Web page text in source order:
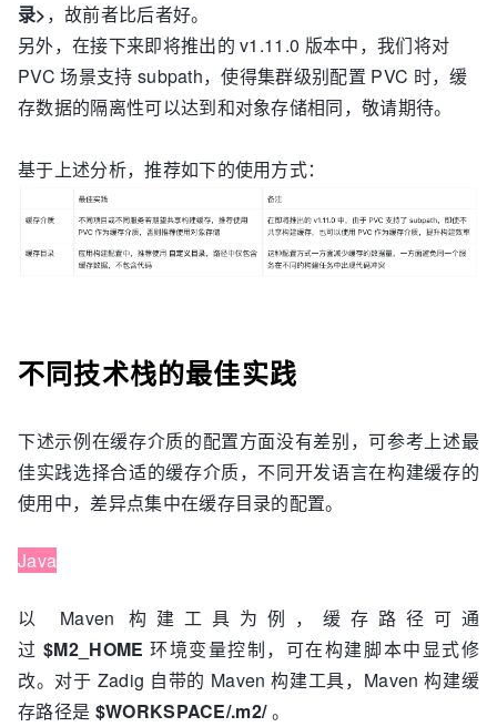
录>，故前者比后者好。
另外，在接下来即将推出的 v1.11.0 版本中，我们将对
PVC 场景支持 subpath，使得集群级别配置 PVC 时，缓
存数据的隔离性可以达到和对象存储相同，敬请期待。
基于上述分析，推荐如下的使用方式：
不同技术栈的最佳实践
下述示例在缓存介质的配置方面没有差别，可参考上述最
佳实践选择合适的缓存介质，不同开发语言在构建缓存的
使用中，差异点集中在缓存目录的配置。
Java
以 Maven 构建工具为例，缓存路径可通
过 $M2_HOME 环境变量控制，可在构建脚本中显式修
改。对于 Zadig 自带的 Maven 构建工具，Maven 构建缓
存路径是 $WORKSPACE/.m2/。